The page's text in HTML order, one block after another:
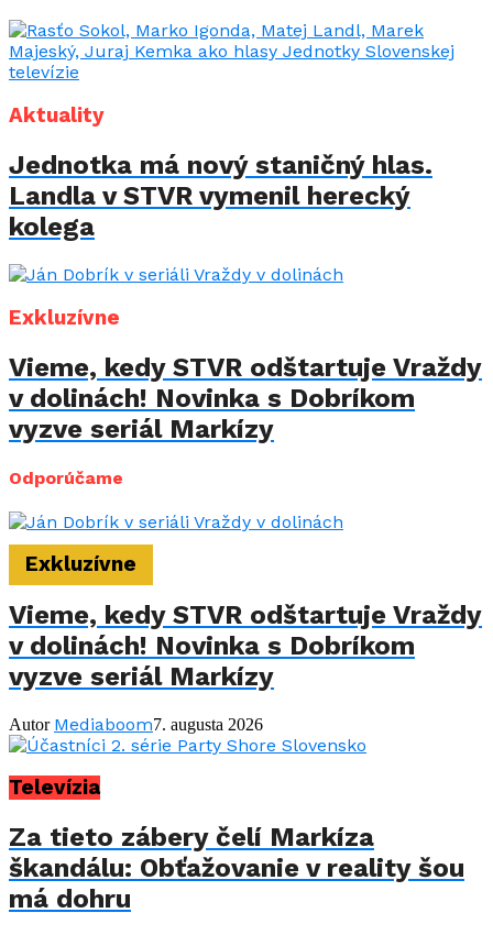
Aktuality
Jednotka má nový staničný hlas.
Landla v STVR vymenil herecký
kolega
Exkluzívne
Vieme, kedy STVR odštartuje Vraždy
v dolinách! Novinka s Dobríkom
vyzve seriál Markízy
Odporúčame
Exkluzívne
Vieme, kedy STVR odštartuje Vraždy
v dolinách! Novinka s Dobríkom
vyzve seriál Markízy
Autor Mediaboom7. augusta 2026
Televízia
Za tieto zábery čelí Markíza
škandálu: Obťažovanie v reality šou
má dohru